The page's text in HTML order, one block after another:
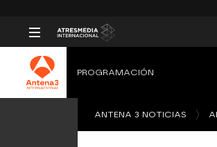
PROGRAMACIÓN
ANTENA 3 NOTICIAS